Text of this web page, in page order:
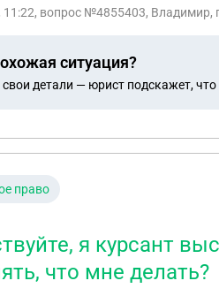
11:22, вопрос №4855403, Владимир,
ситуация?
детали — юрист подскажет, что
право
я курсант
что мне делать?